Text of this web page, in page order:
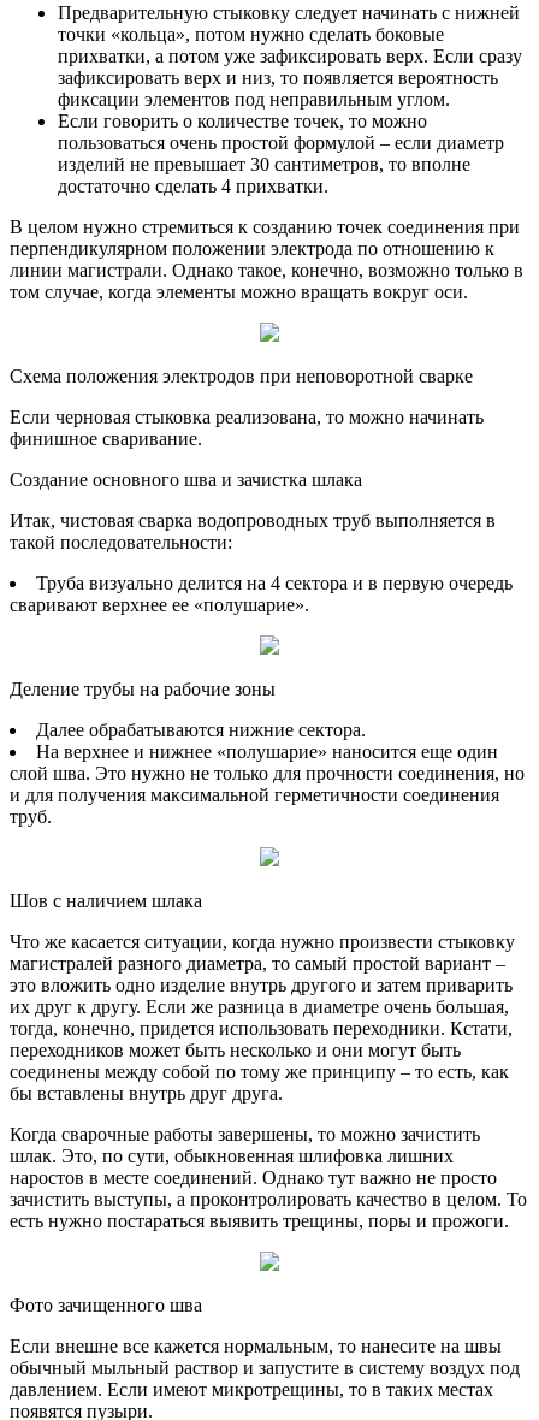
Предварительную стыковку следует начинать с нижней
точки «кольца», потом нужно сделать боковые
прихватки, а потом уже зафиксировать верх. Если сразу
зафиксировать верх и низ, то появляется вероятность
фиксации элементов под неправильным углом.
Если говорить о количестве точек, то можно
пользоваться очень простой формулой – если диаметр
изделий не превышает 30 сантиметров, то вполне
достаточно сделать 4 прихватки.
В целом нужно стремиться к созданию точек соединения при
перпендикулярном положении электрода по отношению к
линии магистрали. Однако такое, конечно, возможно только в
том случае, когда элементы можно вращать вокруг оси.
Схема положения электродов при неповоротной сварке
Если черновая стыковка реализована, то можно начинать
финишное сваривание.
Создание основного шва и зачистка шлака
Итак, чистовая сварка водопроводных труб выполняется в
такой последовательности:
Труба визуально делится на 4 сектора и в первую очередь
сваривают верхнее ее «полушарие».
Деление трубы на рабочие зоны
Далее обрабатываются нижние сектора.
На верхнее и нижнее «полушарие» наносится еще один
слой шва. Это нужно не только для прочности соединения, но
и для получения максимальной герметичности соединения
труб.
Шов с наличием шлака
Что же касается ситуации, когда нужно произвести стыковку
магистралей разного диаметра, то самый простой вариант –
это вложить одно изделие внутрь другого и затем приварить
их друг к другу. Если же разница в диаметре очень большая,
тогда, конечно, придется использовать переходники. Кстати,
переходников может быть несколько и они могут быть
соединены между собой по тому же принципу – то есть, как
бы вставлены внутрь друг друга.
Когда сварочные работы завершены, то можно зачистить
шлак. Это, по сути, обыкновенная шлифовка лишних
наростов в месте соединений. Однако тут важно не просто
зачистить выступы, а проконтролировать качество в целом. То
есть нужно постараться выявить трещины, поры и прожоги.
Фото зачищенного шва
Если внешне все кажется нормальным, то нанесите на швы
обычный мыльный раствор и запустите в систему воздух под
давлением. Если имеют микротрещины, то в таких местах
появятся пузыри.